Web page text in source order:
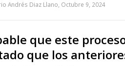
Andrés Diaz Llano, Octubre 9, 2024
que este
que los